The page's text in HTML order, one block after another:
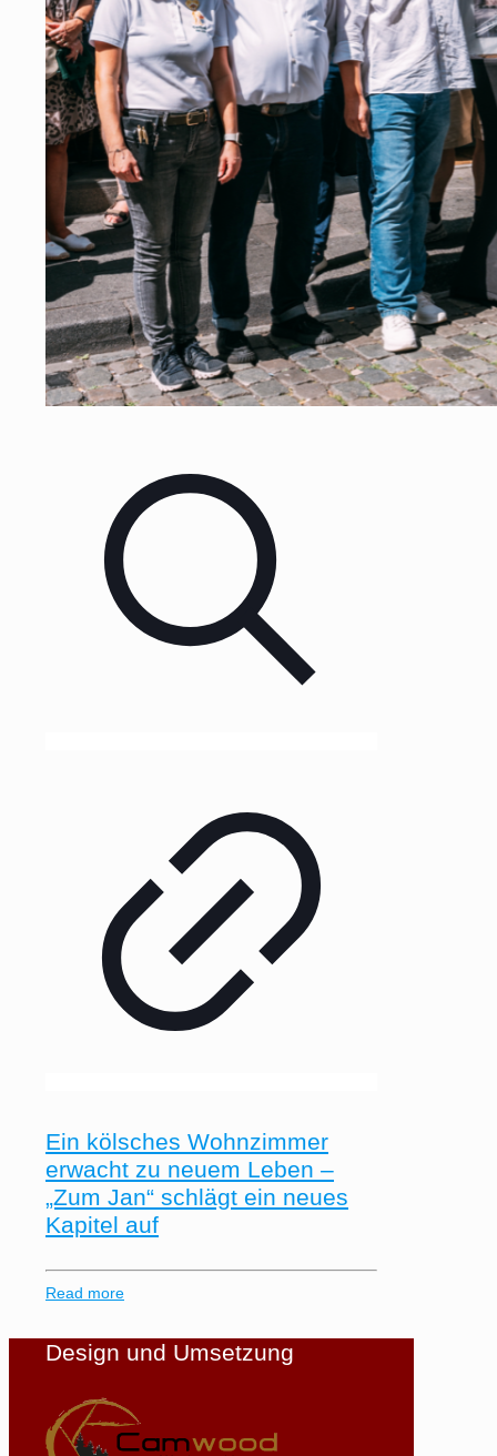
Ein kölsches Wohnzimmer
erwacht zu neuem Leben –
„Zum Jan“ schlägt ein neues
Kapitel auf
Read more
Design und Umsetzung